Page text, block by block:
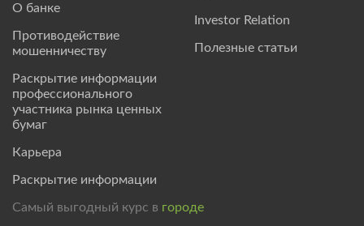
О банке
Противодействие
мошенничеству
Раскрытие информации
профессионального
участника рынка ценных
бумаг
Карьера
Раскрытие информации
Investor Relation
Полезные статьи
Самый выгодный курс в городе